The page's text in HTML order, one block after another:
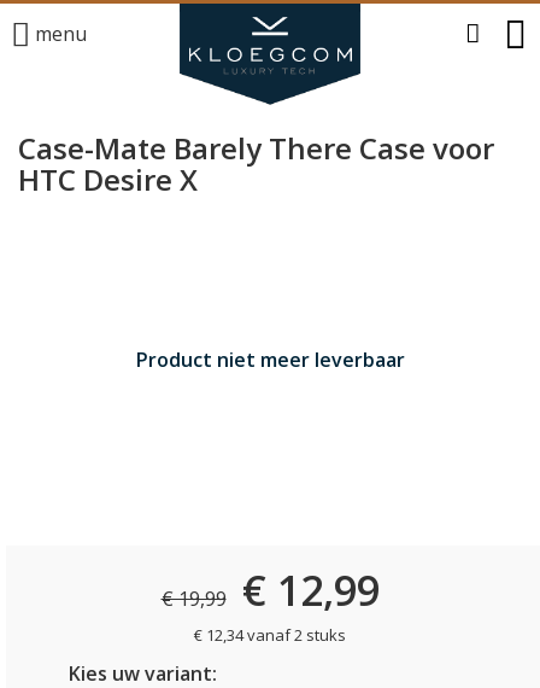
menu
Case-Mate Barely There Case voor
HTC Desire X
Product niet meer leverbaar
€ 19,99 € 12,99
€ 12,34 vanaf 2 stuks
Kies uw variant: